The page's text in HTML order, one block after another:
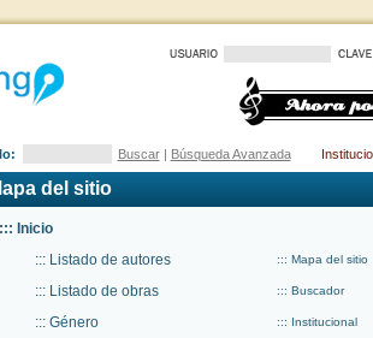
Buscar| Búsqueda Avanzada
del sitio
::: Inicio
::: Listado de autores
::: Mapa del sitio
::: Listado de obras ::: Buscador
::: Género ::: Institucional